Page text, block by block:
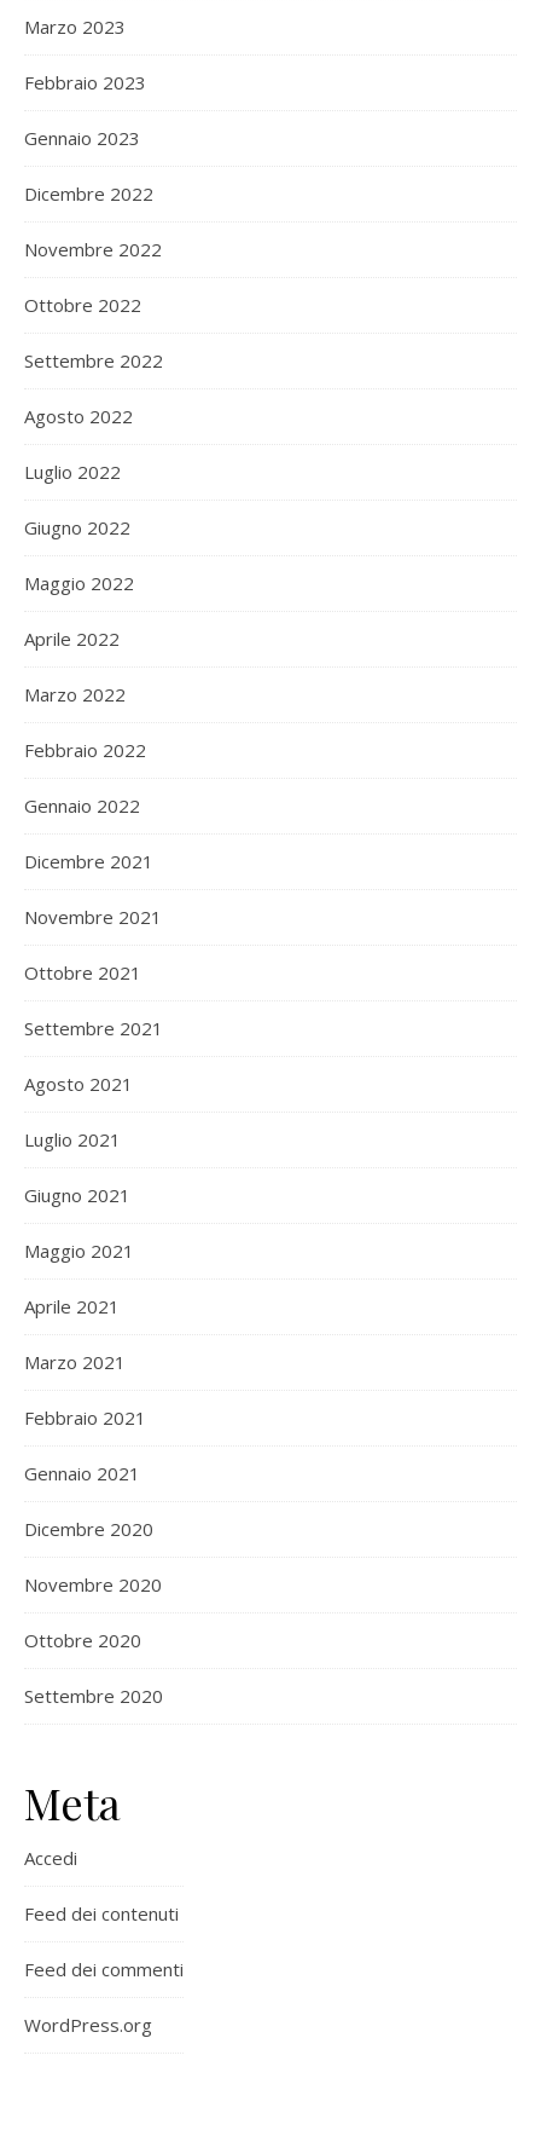
Marzo 2023
Febbraio 2023
Gennaio 2023
Dicembre 2022
Novembre 2022
Ottobre 2022
Settembre 2022
Agosto 2022
Luglio 2022
Giugno 2022
Maggio 2022
Aprile 2022
Marzo 2022
Febbraio 2022
Gennaio 2022
Dicembre 2021
Novembre 2021
Ottobre 2021
Settembre 2021
Agosto 2021
Luglio 2021
Giugno 2021
Maggio 2021
Aprile 2021
Marzo 2021
Febbraio 2021
Gennaio 2021
Dicembre 2020
Novembre 2020
Ottobre 2020
Settembre 2020
Meta
Accedi
Feed dei contenuti
Feed dei commenti
WordPress.org